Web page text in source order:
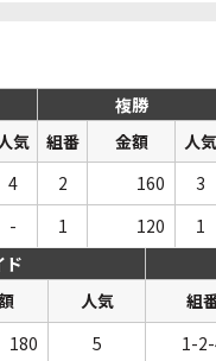
複勝
気 組番 金額 人気
4 2 160 3
- 1 120 1
ド
人気 組
180 5 1-